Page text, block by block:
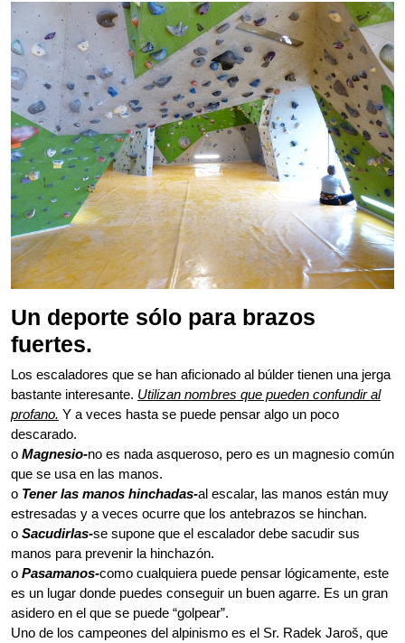
Un deporte sólo para brazos
fuertes.
Los escaladores que se han aficionado al búlder tienen una jerga
bastante interesante. Utilizan nombres que pueden confundir al
profano. Y a veces hasta se puede pensar algo un poco
descarado.
o Magnesio-no es nada asqueroso, pero es un magnesio común
que se usa en las manos.
o Tener las manos hinchadas-al escalar, las manos están muy
estresadas y a veces ocurre que los antebrazos se hinchan.
o Sacudirlas-se supone que el escalador debe sacudir sus
manos para prevenir la hinchazón.
o Pasamanos-como cualquiera puede pensar lógicamente, este
es un lugar donde puedes conseguir un buen agarre. Es un gran
asidero en el que se puede “golpear”.
Uno de los campeones del alpinismo es el Sr. Radek Jaroš, que